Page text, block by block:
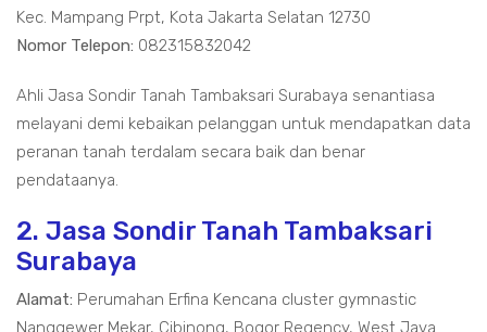
Kec. Mampang Prpt, Kota Jakarta Selatan 12730
Nomor Telepon: 082315832042
Ahli Jasa Sondir Tanah Tambaksari Surabaya senantiasa
melayani demi kebaikan pelanggan untuk mendapatkan data
peranan tanah terdalam secara baik dan benar
pendataanya.
2. Jasa Sondir Tanah Tambaksari
Surabaya
Alamat: Perumahan Erfina Kencana cluster gymnastic
Nanggewer Mekar, Cibinong, Bogor Regency, West Java